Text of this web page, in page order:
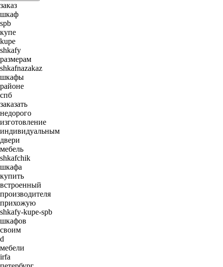
заказ
шкаф
spb
купе
kupe
shkafy
размерам
shkafnazakaz
шкафы
районе
спб
заказать
недорого
изготовление
индивидуальным
двери
мебель
shkafchik
шкафа
купить
встроенный
производителя
прихожую
shkafy-kupe-spb
шкафов
своим
d
мебели
irfa